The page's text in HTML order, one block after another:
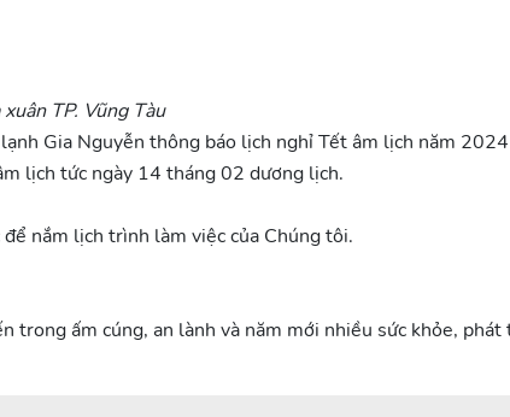
TP. Vũng Tàu
Gia Nguyễn thông báo lịch nghỉ Tết âm lịch năm
lịch tức ngày 14 tháng 02 dương lịch.
nắm lịch trình làm việc của Chúng tôi.
trong ấm cúng, an lành và năm mới nhiều sức khỏe, phát